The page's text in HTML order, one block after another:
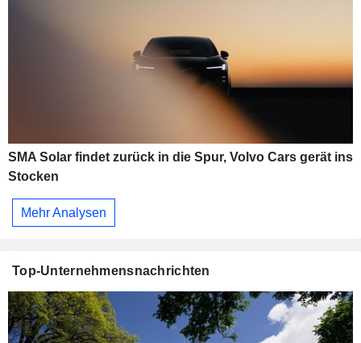
SMA Solar findet zurück in die Spur, Volvo Cars gerät ins
Stocken
Mehr Analysen
Top-Unternehmensnachrichten